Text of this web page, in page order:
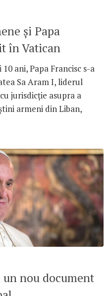
și Papa
în Vatican
ani, Papa Francisc s-a
Sa Aram I, liderul
jurisdicție asupra a
armeni din Liban,
nou document